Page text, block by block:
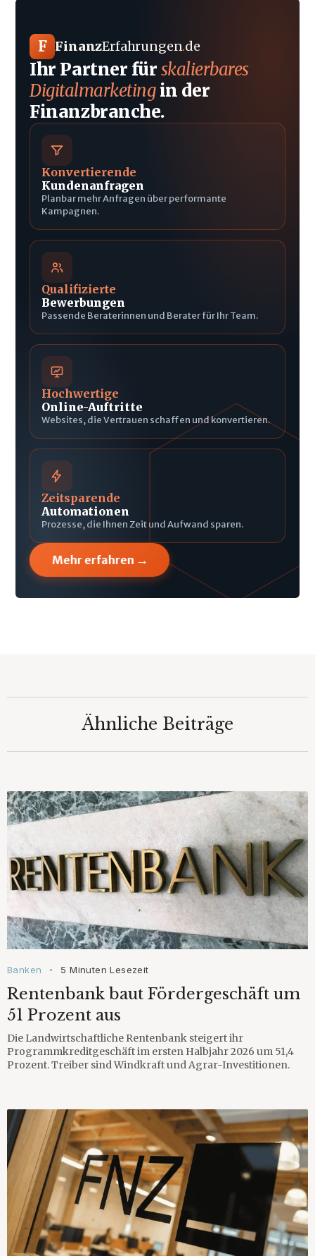
F FinanzErfahrungen.de
Ihr Partner fürskalierbares
Digitalmarketingin der
Finanzbranche.
Konvertierende
Kundenanfragen
Planbar mehr Anfragen über performante
Kampagnen.
Qualifizierte
Bewerbungen
Passende Beraterinnen und Berater für Ihr Team.
Hochwertige
Online-Auftritte
Websites, die Vertrauen schaffen und konvertieren.
Zeitsparende
Automationen
Prozesse, die Ihnen Zeit und Aufwand sparen.
Mehr erfahren →
Ähnliche Beiträge
Banken • 5 Minuten Lesezeit
Rentenbank baut Fördergeschäft um
51 Prozent aus
Die Landwirtschaftliche Rentenbank steigert ihr
Programmkreditgeschäft im ersten Halbjahr 2026 um 51,4
Prozent. Treiber sind Windkraft und Agrar-Investitionen.